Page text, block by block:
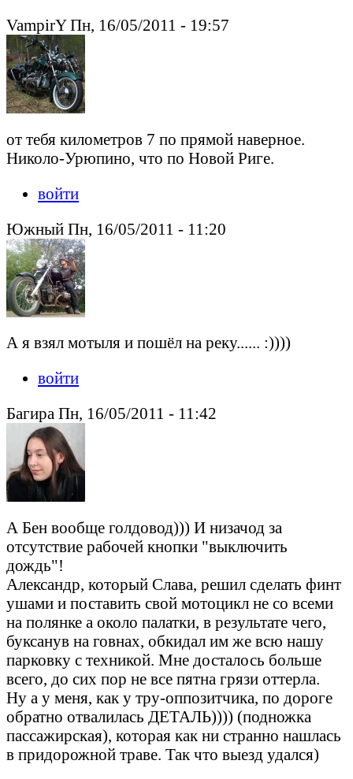
VampirY Пн, 16/05/2011 - 19:57
от тебя километров 7 по прямой наверное.
Николо-Урюпино, что по Новой Риге.
войти
Южный Пн, 16/05/2011 - 11:20
А я взял мотыля и пошёл на реку...... :))))
войти
Багира Пн, 16/05/2011 - 11:42
А Бен вообще голдовод))) И низачод за
отсутствие рабочей кнопки "выключить
дождь"!
Александр, который Слава, решил сделать финт
ушами и поставить свой мотоцикл не со всеми
на полянке а около палатки, в результате чего,
буксанув на говнах, обкидал им же всю нашу
парковку с техникой. Мне досталось больше
всего, до сих пор не все пятна грязи оттерла.
Ну а у меня, как у тру-оппозитчика, по дороге
обратно отвалилась ДЕТАЛЬ)))) (подножка
пассажирская), которая как ни странно нашлась
в придорожной траве. Так что выезд удался)